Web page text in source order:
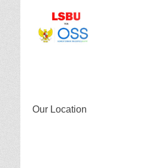
Our Location